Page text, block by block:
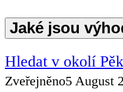
Jaké jsou
Hledat v okolí
Zveřejněno5 August